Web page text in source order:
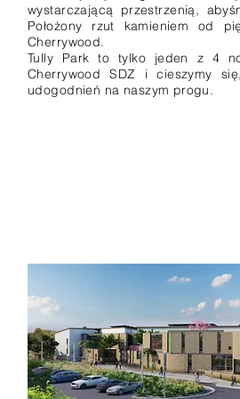
wystarczającą przestrzenią,
Położony rzut kamieniem od
Cherrywood.
Tully Park to tylko jeden z 4
Cherrywood SDZ i cieszymy
udogodnień na naszym progu.